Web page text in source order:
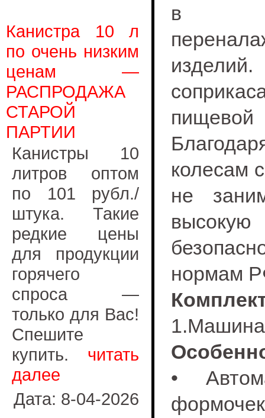
Канистра 10 л
по очень низким
ценам —
РАСПРОДАЖА
СТАРОЙ
ПАРТИИ
Канистры 10
литров оптом
по 101 рубл./
штука. Такие
редкие цены
для продукции
горячего
спроса —
только для Вас!
Спешите
купить. читать
далее
Дата: 8-04-2026
в
колесам
не
нормам
•